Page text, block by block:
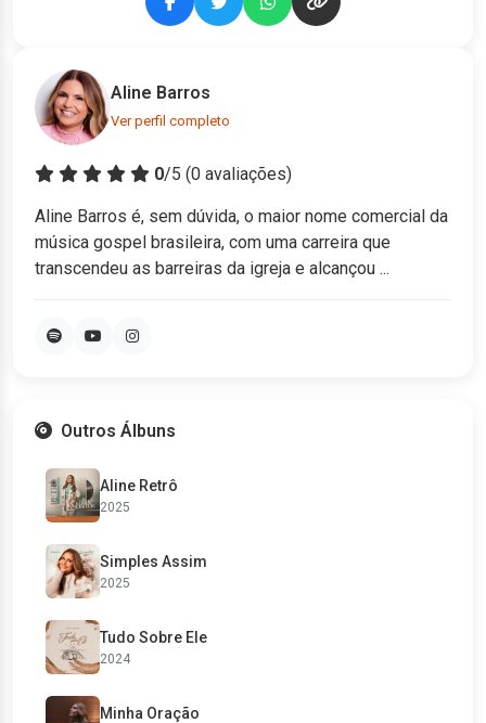
Aline Barros
Ver perfil completo
0/5 (0 avaliações)
Aline Barros é, sem dúvida, o maior nome comercial da
música gospel brasileira, com uma carreira que
transcendeu as barreiras da igreja e alcançou ...
Outros Álbuns
Aline Retrô
2025
Simples Assim
2025
Tudo Sobre Ele
2024
Minha Oração